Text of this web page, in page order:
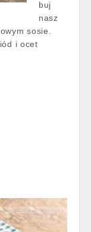
buj
nasz
sosie.
i ocet